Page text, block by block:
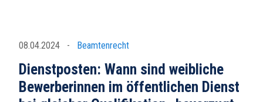
08.04.2024 - Beamtenrecht
Dienstposten: Wann sind weibliche
Bewerberinnen im öffentlichen Dienst